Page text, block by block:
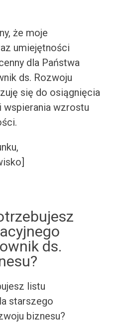
że moje
umiejętności
dla Państwa
ds. Rozwoju
się do osiągnięcia
wspierania wzrostu
ds.
listu
starszego
biznesu?